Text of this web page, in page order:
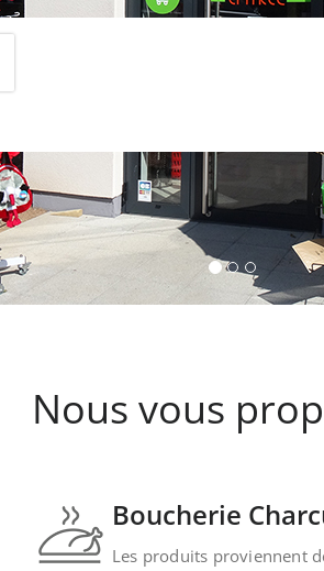
Nous vous
Boucherie
Les produits proviennent